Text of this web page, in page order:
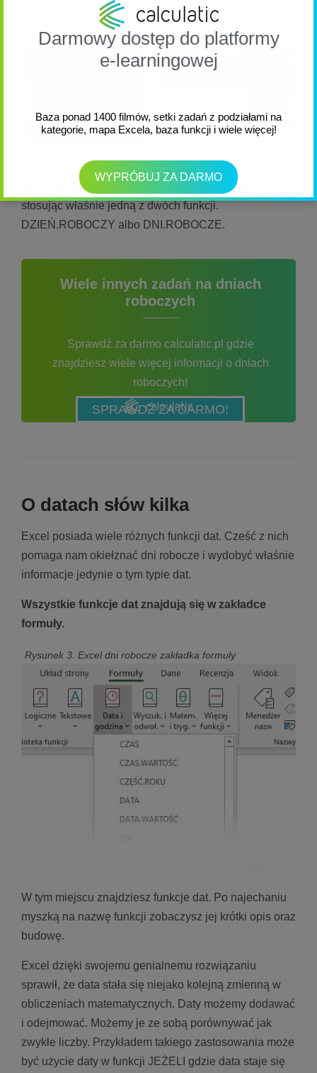
Rysunek 2. Excel dni robocze funkcja DZIEŃ.ROBOCZY
Możemy więc w prosty sposób ominąć ograniczenie
jakim jest liczenie na datach wszystkich po kolei dni,
stosując właśnie jedną z dwóch funkcji.
DZIEŃ.ROBOCZY albo DNI.ROBOCZE.
Wiele innych zadań na dniach
roboczych
Sprawdź za darmo calculatic.pl gdzie
znajdziesz wiele więcej informacji o dniach
roboczych!
SPRAWDŹ ZA DARMO!
O datach słów kilka
Excel posiada wiele różnych funkcji dat. Cześć z nich
pomaga nam okiełznać dni robocze i wydobyć właśnie
informacje jedynie o tym typie dat.
Wszystkie funkcje dat znajdują się w zakładce
formuły.
Rysunek 3. Excel dni robocze zakładka formuły
W tym miejscu znajdziesz funkcje dat. Po najechaniu
myszką na nazwę funkcji zobaczysz jej krótki opis oraz
budowę.
Excel dzięki swojemu genialnemu rozwiązaniu
sprawił, że data stała się niejako kolejną zmienną w
obliczeniach matematycznych. Daty możemy dodawać
i odejmować. Możemy je ze sobą porównywać jak
zwykłe liczby. Przykładem takiego zastosowania może
być użycie daty w funkcji JEŻELI gdzie data staje się
Darmowy dostęp do platformy
e-learningowej
Baza ponad 1400 filmów, setki zadań z podziałami na
kategorie, mapa Excela, baza funkcji i wiele więcej!
WYPRÓBUJ ZA DARMO